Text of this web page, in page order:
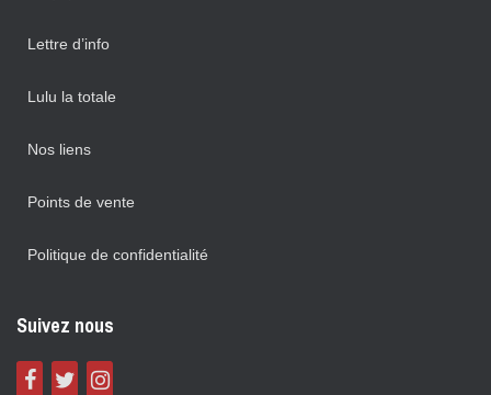
Lettre d’info
Lulu la totale
Nos liens
Points de vente
Politique de confidentialité
Suivez nous